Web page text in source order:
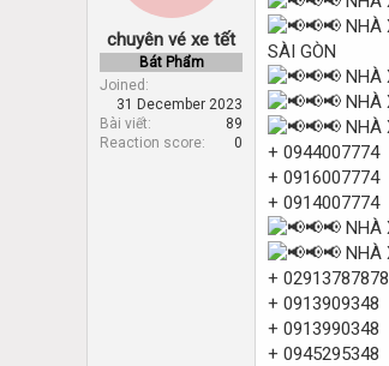
a
t
r
chuyên vé xe tết
Bát Phẩm
Joined
31 December 2023
Bài viết
89
Reaction score
0
SÀI GÒN
+ 0944007774
+ 0916007774
+ 0914007774
+ 02913787878
+ 0913909348
+ 0913990348
+ 0945295348